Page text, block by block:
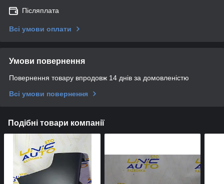
Післяплата
Всі умови оплати
Умови повернення
Повернення товару впродовж 14 днів за домовленістю
Всі умови повернення
Подібні товари компанії